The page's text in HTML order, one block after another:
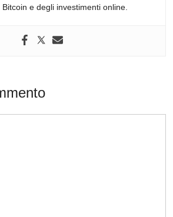
e degli investimenti online.